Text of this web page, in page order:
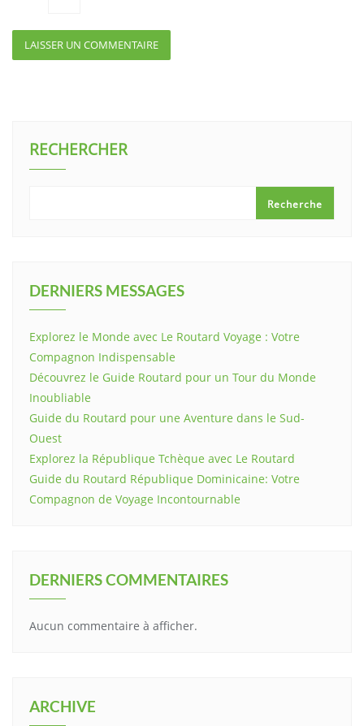
RECHERCHER
Recherche
DERNIERS MESSAGES
Explorez le Monde avec Le Routard Voyage : Votre
Compagnon Indispensable
Découvrez le Guide Routard pour un Tour du Monde
Inoubliable
Guide du Routard pour une Aventure dans le Sud-
Ouest
Explorez la République Tchèque avec Le Routard
Guide du Routard République Dominicaine: Votre
Compagnon de Voyage Incontournable
DERNIERS COMMENTAIRES
Aucun commentaire à afficher.
ARCHIVE